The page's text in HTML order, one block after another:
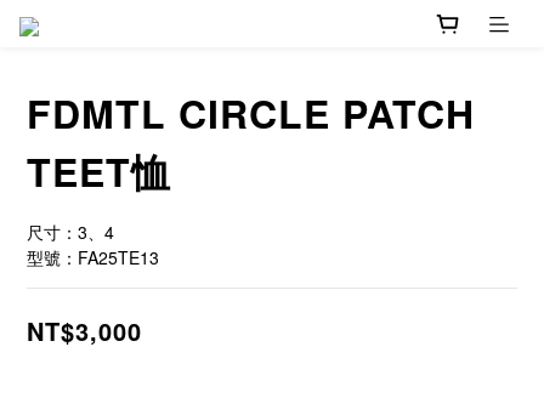
FDMTL CIRCLE PATCH
TEET恤
尺寸：3、4
型號：FA25TE13
NT$3,000